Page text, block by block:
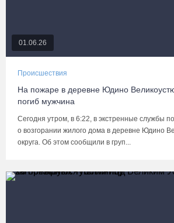
01.06.26
Происшествия
На пожаре в деревне Юдино
погиб мужчина
Сегодня утром, в 6:22, в экстренные службы
о возгорании жилого дома в деревне Юдино
округа. Об этом сообщили в груп...